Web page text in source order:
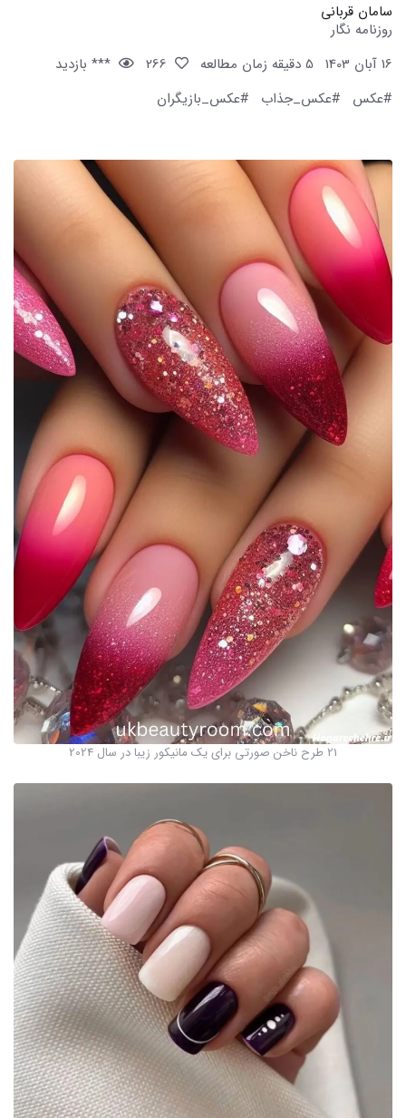
سامان قربانی
روزنامه نگار
16 آبان 1403
5 دقیقه زمان مطالعه
*** بازدید
#عکس
#عکس_جذاب #عکس_بازیگران
21 طرح ناخن صورتی برای یک مانیکور زیبا در سال 2024